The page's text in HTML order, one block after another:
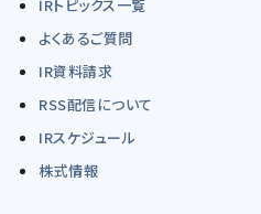
IRトピックス一覧
よくあるご質問
IR資料請求
RSS配信について
IRスケジュール
株式情報